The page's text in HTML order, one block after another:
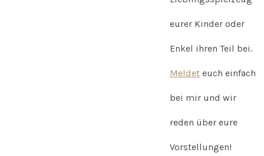
eurer Kinder oder
Enkel ihren Teil bei.
Meldet euch einfach
bei mir und wir
reden über eure
Vorstellungen!